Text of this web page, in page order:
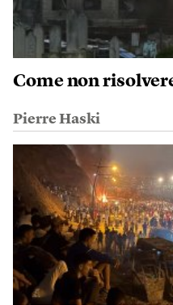
Come non
Pierre Haski